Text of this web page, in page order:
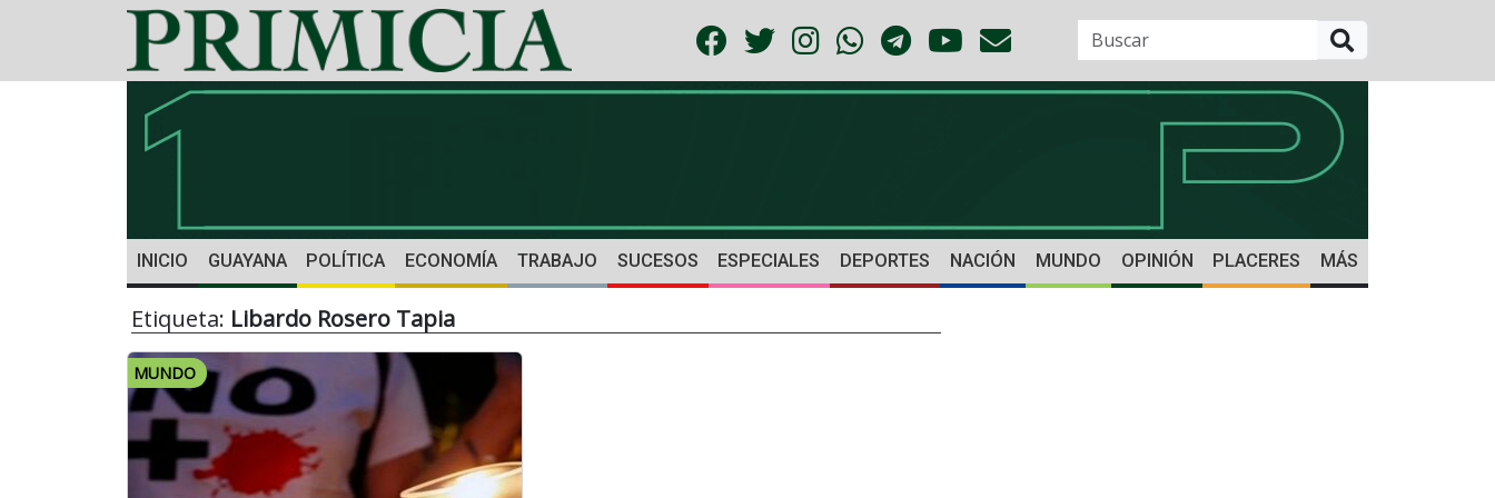
INICIO GUAYANA POLÍTICA ECONOMÍA TRABAJO SUCESOS ESPECIALES DEPORTES NACIÓN MUNDO OPINIÓN PLACERES MÁS
Etiqueta: Libardo Rosero Tapia
MUNDO